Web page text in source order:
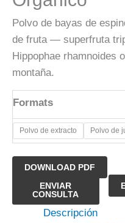
Polvo de bayas de
de fruta — superfruta
Hippophae rhamnoides
montaña.
Formats
Polvo de extracto Polvo de
DOWNLOAD PDF
ENVIAR
CONSULTA
Descripción